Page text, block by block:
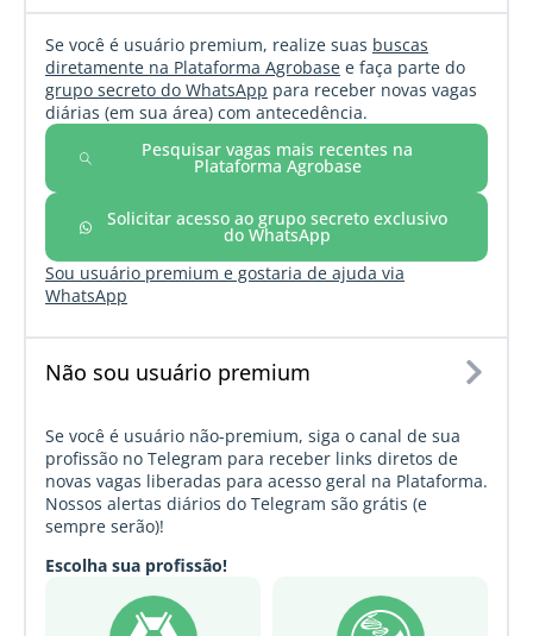
Se você é usuário premium, realize suas buscas
diretamente na Plataforma Agrobase e faça parte do
grupo secreto do WhatsApp para receber novas vagas
diárias (em sua área) com antecedência.
Pesquisar vagas mais recentes na
Plataforma Agrobase
Solicitar acesso ao grupo secreto exclusivo
do WhatsApp
Sou usuário premium e gostaria de ajuda via
WhatsApp
Não sou usuário premium
Se você é usuário não-premium, siga o canal de sua
profissão no Telegram para receber links diretos de
novas vagas liberadas para acesso geral na Plataforma.
Nossos alertas diários do Telegram são grátis (e
sempre serão)!
Escolha sua profissão!